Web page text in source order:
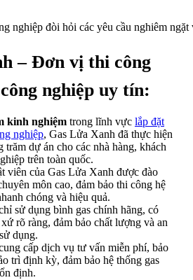
nghiệp đòi hỏi các yêu cầu nghiêm ngặt
– Đơn vị thi công
nghiệp uy tín:
kinh nghiệm trong lĩnh vực lắp đặt
nghiệp, Gas Lửa Xanh đã thực hiện
trăm dự án cho các nhà hàng, khách
trên toàn quốc.
viên của Gas Lửa Xanh được đào
môn cao, đảm bảo thi công hệ
chóng và hiệu quả.
sử dụng bình gas chính hãng, có
rõ ràng, đảm bảo chất lượng và an
dụng.
cấp dịch vụ tư vấn miễn phí, bảo
trì định kỳ, đảm bảo hệ thống gas
định.